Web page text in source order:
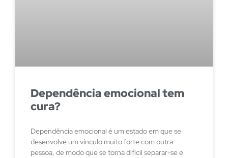
Dependência emocional tem
cura?
Dependência emocional é um estado em que se
desenvolve um vínculo muito forte com outra
pessoa, de modo que se torna difícil separar-se e